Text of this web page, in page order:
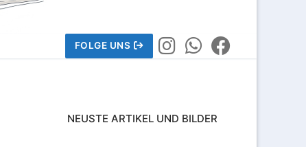
FOLGE UNS
NEUSTE ARTIKEL UND BILDER